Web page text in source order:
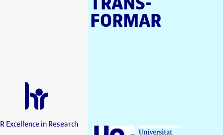
en nueva ventana)
nueva ventana)
ventana)
Excellence in Research
FORMAR
Universitat Oberta de Catalunya (UOC)